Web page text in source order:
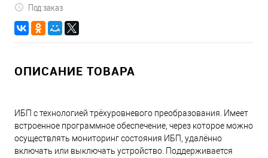
Под заказ
ОПИСАНИЕ ТОВАРА
ИБП c технологией трёхуровневого преобразования. Имеет
встроенное программное обеспечение, через которое можно
осуществлять мониторинг состояния ИБП, удалённо
включать или выключать устройство. Поддерживается